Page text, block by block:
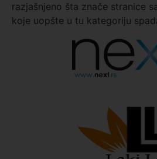
razjašnjeno šta znače stranice
koje uopšte u tu kategoriju